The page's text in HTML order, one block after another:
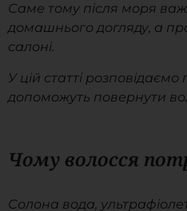
Саме тому після моря
домашнього догляду, а
салоні.
У цій статті
допоможуть повернути
Чому волосся
Солона вода,